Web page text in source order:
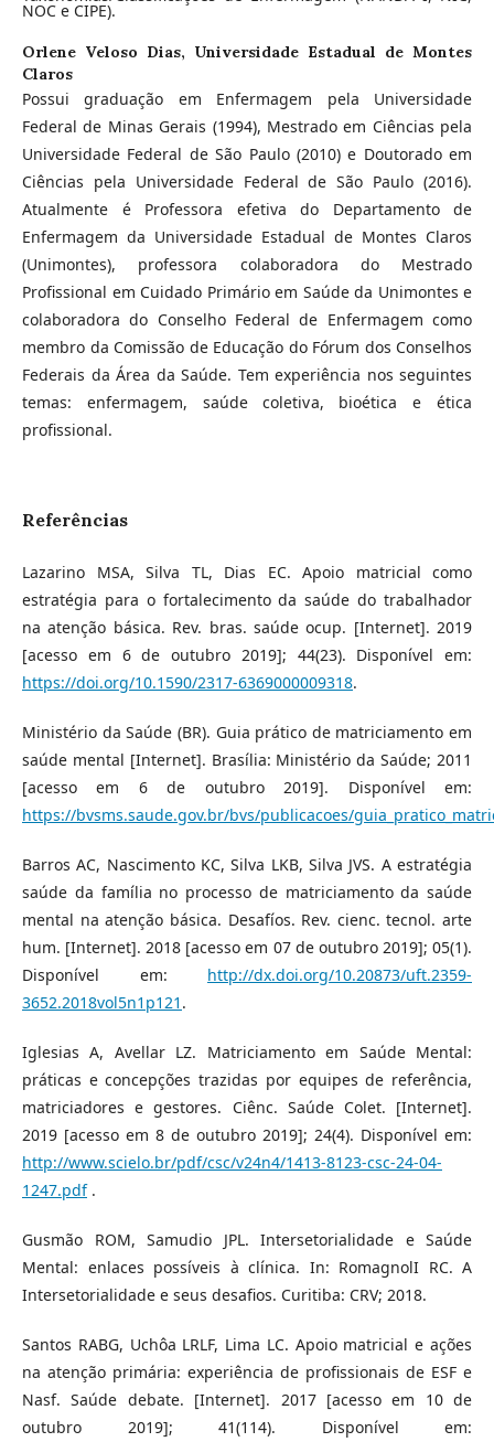
NOC e CIPE).
Orlene Veloso Dias, Universidade Estadual de Montes
Claros
Possui graduação em Enfermagem pela Universidade
Federal de Minas Gerais (1994), Mestrado em Ciências pela
Universidade Federal de São Paulo (2010) e Doutorado em
Ciências pela Universidade Federal de São Paulo (2016).
Atualmente é Professora efetiva do Departamento de
Enfermagem da Universidade Estadual de Montes Claros
(Unimontes), professora colaboradora do Mestrado
Profissional em Cuidado Primário em Saúde da Unimontes e
colaboradora do Conselho Federal de Enfermagem como
membro da Comissão de Educação do Fórum dos Conselhos
Federais da Área da Saúde. Tem experiência nos seguintes
temas: enfermagem, saúde coletiva, bioética e ética
profissional.
Referências
Lazarino MSA, Silva TL, Dias EC. Apoio matricial como
estratégia para o fortalecimento da saúde do trabalhador
na atenção básica. Rev. bras. saúde ocup. [Internet]. 2019
[acesso em 6 de outubro 2019]; 44(23). Disponível em:
https://doi.org/10.1590/2317-6369000009318.
Ministério da Saúde (BR). Guia prático de matriciamento em
saúde mental [Internet]. Brasília: Ministério da Saúde; 2011
[acesso em 6 de outubro 2019]. Disponível em:
https://bvsms.saude.gov.br/bvs/publicacoes/
Barros AC, Nascimento KC, Silva LKB, Silva JVS. A estratégia
saúde da família no processo de matriciamento da saúde
mental na atenção básica. Desafíos. Rev. cienc. tecnol. arte
hum. [Internet]. 2018 [acesso em 07 de outubro 2019]; 05(1).
Disponível em: http://dx.doi.org/10.20873/uft.2359-
3652.2018vol5n1p121 .
Iglesias A, Avellar LZ. Matriciamento em Saúde Mental:
práticas e concepções trazidas por equipes de referência,
matriciadores e gestores. Ciênc. Saúde Colet. [Internet].
2019 [acesso em 8 de outubro 2019]; 24(4). Disponível em:
http://www.scielo.br/pdf/csc/v24n4/1413-8123-csc-24-04-
1247.pdf.
Gusmão ROM, Samudio JPL. Intersetorialidade e Saúde
Mental: enlaces possíveis à clínica. In: RomagnolI RC. A
Intersetorialidade e seus desafios. Curitiba: CRV; 2018.
Santos RABG, Uchôa LRLF, Lima LC. Apoio matricial e ações
na atenção primária: experiência de profissionais de ESF e
Nasf. Saúde debate. [Internet]. 2017 [acesso em 10 de
outubro 2019]; 41(114). Disponível em: